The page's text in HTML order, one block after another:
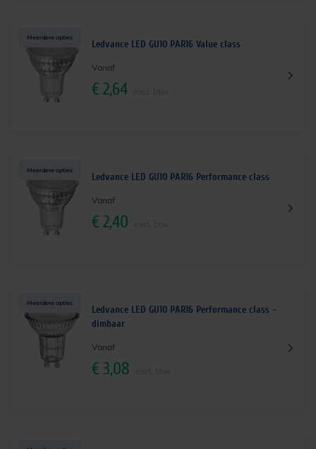
Meerdere opties
Ledvance LED GU10 PAR16 Value class
Vanaf
€2,64
Meerdere opties
Ledvance LED GU10 PAR16 Performance class
Vanaf
€2,40
Meerdere opties
Ledvance LED GU10 PAR16 Performance class –
dimbaar
Vanaf
€3,08